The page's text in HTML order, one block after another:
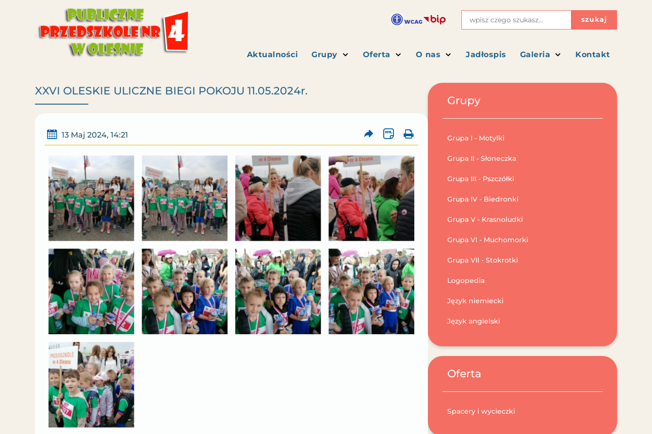
szukaj
Aktualności Grupy Oferta O nas Jadłospis Galeria Kontakt
Grupy
Grupa I - Motylki
Grupa II - Słoneczka
Grupa III - Pszczółki
Grupa IV - Biedronki
Grupa V - Krasnoludki
Grupa VI - Muchomorki
Grupa VII - Stokrotki
Logopedia
Język niemiecki
Język angielski
Oferta
Spacery i wycieczki
XXVI OLESKIE ULICZNE BIEGI POKOJU 11.05.2024r.
13 Maj 2024, 14:21